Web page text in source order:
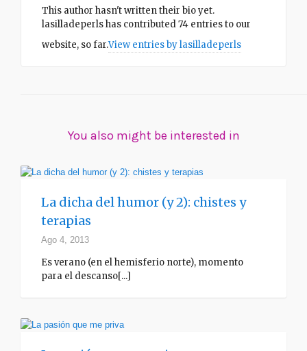
This author hasn't written their bio yet.
lasilladeperlshas contributed 74 entries to our
website, so far.View entries bylasilladeperls
You also might be interested in
La dicha del humor (y 2): chistes y
terapias
Ago 4, 2013
Es verano (en el hemisferio norte), momento
para el descanso[...]